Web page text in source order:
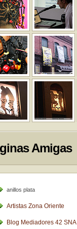
Amigas
anillos plata
Artistas Zona Oriente
Blog Mediadores 42 SNA